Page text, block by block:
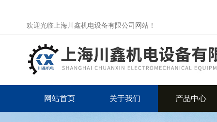
欢迎光临上海川鑫机电设备有限公司网站！
网站首页 关于我们 产品中心